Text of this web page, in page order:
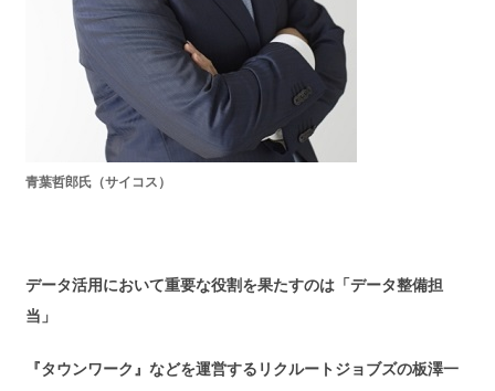
青葉哲郎氏（サイコス）
データ活用において重要な役割を果たすのは「データ整備担
当」
『タウンワーク』などを運営するリクルートジョブズの板澤一